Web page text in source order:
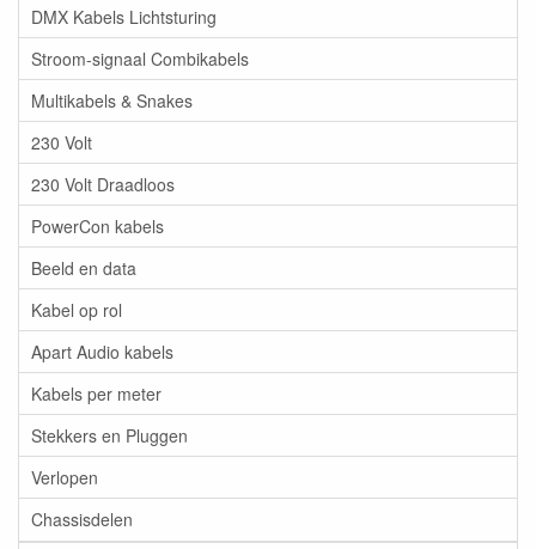
DMX Kabels Lichtsturing
Stroom-signaal Combikabels
Multikabels & Snakes
230 Volt
230 Volt Draadloos
PowerCon kabels
Beeld en data
Kabel op rol
Apart Audio kabels
Kabels per meter
Stekkers en Pluggen
Verlopen
Chassisdelen